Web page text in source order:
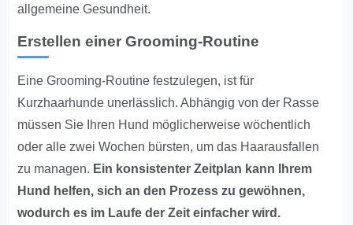
allgemeine Gesundheit.
Erstellen einer Grooming-Routine
Eine Grooming-Routine festzulegen, ist für
Kurzhaarhunde unerlässlich. Abhängig von der Rasse
müssen Sie Ihren Hund möglicherweise wöchentlich
oder alle zwei Wochen bürsten, um das Haarausfallen
zu managen. Ein konsistenter Zeitplan kann Ihrem
Hund helfen, sich an den Prozess zu gewöhnen,
wodurch es im Laufe der Zeit einfacher wird.